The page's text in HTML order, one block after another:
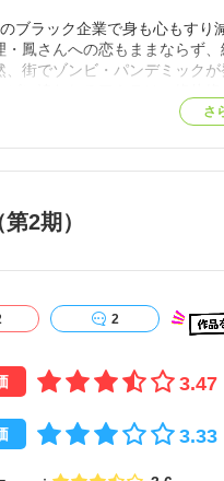
ブラック企業で⾝も⼼もすり
・鳳さんへの恋もままならず
、街でゾンビ・パンデミックが
ン、⽇本⼀周……!?
業から解放され、復活したアキ
さ
2期）
2
3.47
3.33